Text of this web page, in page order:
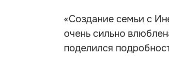
«Создание семьи с
очень сильно
поделился